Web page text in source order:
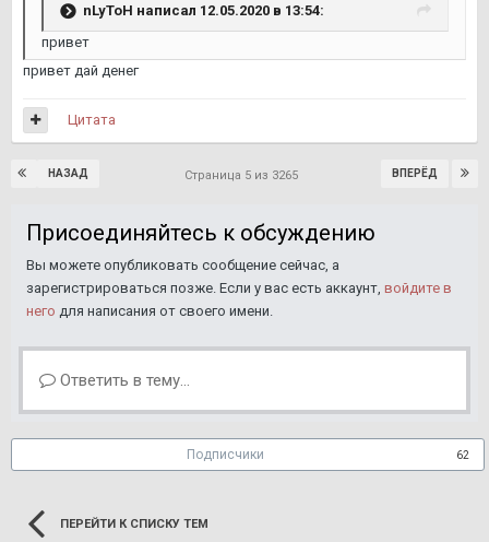
nLyToH написал 12.05.2020 в 13:54:
привет
привет дай денег
Цитата
НАЗАД ВПЕРЁД
Страница 5 из 3265
Присоединяйтесь к обсуждению
Вы можете опубликовать сообщение сейчас, а
зарегистрироваться позже. Если у вас есть аккаунт, войдите в
него для написания от своего имени.
Ответить в тему...
Подписчики 62
ПЕРЕЙТИ К СПИСКУ ТЕМ